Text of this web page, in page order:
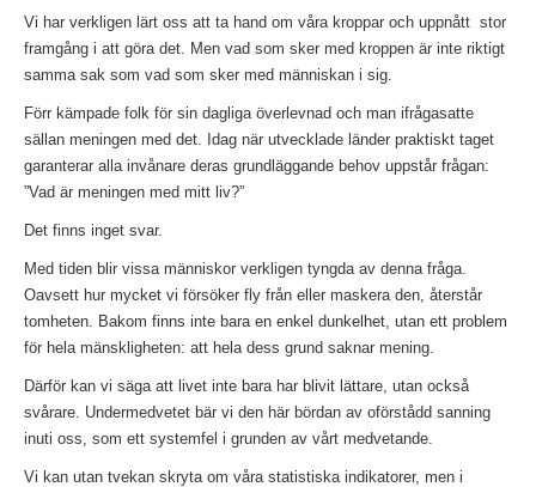
Vi har verkligen lärt oss att ta hand om våra kroppar och uppnått stor
framgång i att göra det. Men vad som sker med kroppen är inte riktigt
samma sak som vad som sker med människan i sig.
Förr kämpade folk för sin dagliga överlevnad och man ifrågasatte
sällan meningen med det. Idag när utvecklade länder praktiskt taget
garanterar alla invånare deras grundläggande behov uppstår frågan:
”Vad är meningen med mitt liv?”
Det finns inget svar.
Med tiden blir vissa människor verkligen tyngda av denna fråga.
Oavsett hur mycket vi försöker fly från eller maskera den, återstår
tomheten. Bakom finns inte bara en enkel dunkelhet, utan ett problem
för hela mänskligheten: att hela dess grund saknar mening.
Därför kan vi säga att livet inte bara har blivit lättare, utan också
svårare. Undermedvetet bär vi den här bördan av oförstådd sanning
inuti oss, som ett systemfel i grunden av vårt medvetande.
Vi kan utan tvekan skryta om våra statistiska indikatorer, men i